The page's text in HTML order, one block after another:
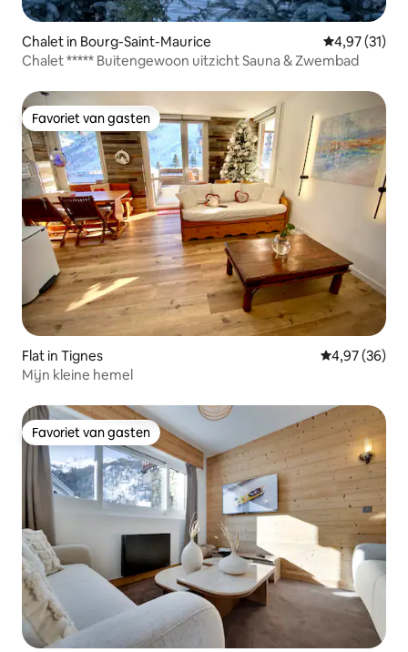
Chalet in Bourg-Saint-Maurice Gemiddelde
4,97 (31)
Chalet ***** Buitengewoon uitzicht Sauna & Zwembad
Favoriet van gasten
Favoriet van gasten
Flat in Tignes Gemiddelde
4,97 (36)
Mijn kleine hemel
Favoriet van gasten
Favoriet van gasten